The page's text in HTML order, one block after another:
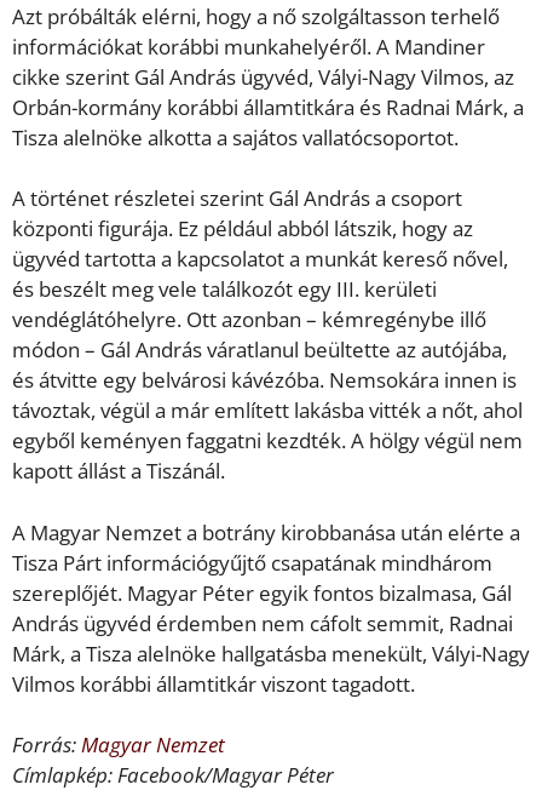
Azt próbálták elérni, hogy a nő szolgáltasson terhelő
információkat korábbi munkahelyéről. A Mandiner
cikke szerint Gál András ügyvéd, Vályi-Nagy Vilmos, az
Orbán-kormány korábbi államtitkára és Radnai Márk, a
Tisza alelnöke alkotta a sajátos vallatócsoportot.
A történet részletei szerint Gál András a csoport
központi figurája. Ez például abból látszik, hogy az
ügyvéd tartotta a kapcsolatot a munkát kereső nővel,
és beszélt meg vele találkozót egy III. kerületi
vendéglátóhelyre. Ott azonban – kémregénybe illő
módon – Gál András váratlanul beültette az autójába,
és átvitte egy belvárosi kávézóba. Nemsokára innen is
távoztak, végül a már említett lakásba vitték a nőt, ahol
egyből keményen faggatni kezdték. A hölgy végül nem
kapott állást a Tiszánál.
A Magyar Nemzet a botrány kirobbanása után elérte a
Tisza Párt információgyűjtő csapatának mindhárom
szereplőjét. Magyar Péter egyik fontos bizalmasa, Gál
András ügyvéd érdemben nem cáfolt semmit, Radnai
Márk, a Tisza alelnöke hallgatásba menekült, Vályi-Nagy
Vilmos korábbi államtitkár viszont tagadott.
Forrás:Magyar Nemzet
Címlapkép: Facebook/Magyar Péter